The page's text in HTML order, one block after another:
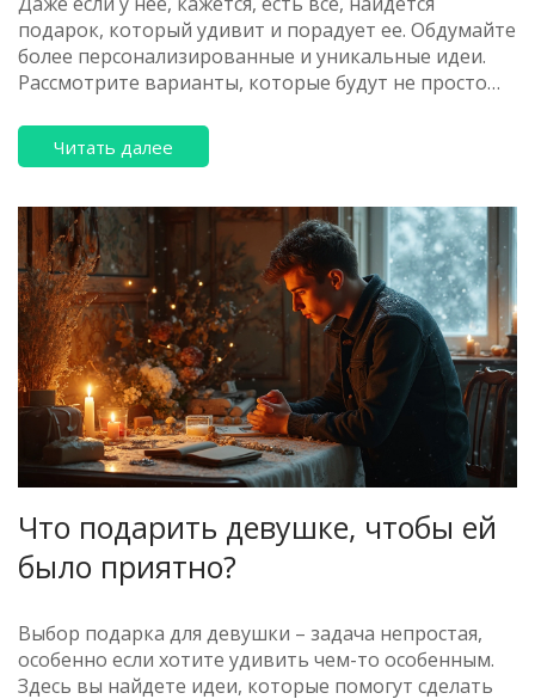
подарок, который удивит и порадует ее. Обдумайте
более персонализированные и уникальные идеи.
Рассмотрите варианты, которые будут не просто
предложены несколько свежих и нестандартных
идей, которые подскажут, как выбрать идеальный
Читать далее
Что подарить девушке, чтобы ей
было приятно?
Выбор подарка для девушки – задача непростая,
особенно если хотите удивить чем-то особенным.
Здесь вы найдете идеи, которые помогут сделать